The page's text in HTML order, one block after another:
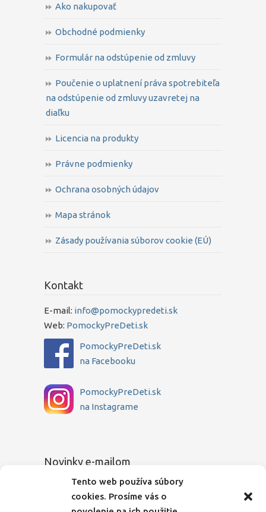
Tento web používa súbory
cookies. Prosíme vás o
Ako nakupovať
Obchodné podmienky
Formulár na odstúpenie od zmluvy
Poučenie o uplatnení práva spotrebiteľa
na odstúpenie od zmluvy uzavretej na
diaľku
Licencia na produkty
Právne podmienky
Ochrana osobných údajov
Mapa stránok
Zásady používania súborov cookie (EÚ)
Kontakt
E-mail: info@pomockypredeti.sk
Web: PomockyPreDeti.sk
PomockyPreDeti.sk
na Facebooku
PomockyPreDeti.sk
na Instagrame
Novinky e-mailom
Chcete sa dozvedieť o novinkách medzi
prvými? Zadajte Vašu e-mailovú adresu a